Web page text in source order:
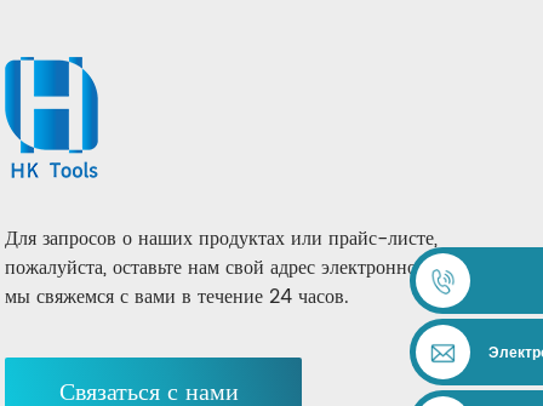
Для запросов о наших продуктах или прайс-листе,
пожалуйста, оставьте нам свой адрес электронной почты, и
мы свяжемся с вами в течение 24 часов.
Связаться с нами